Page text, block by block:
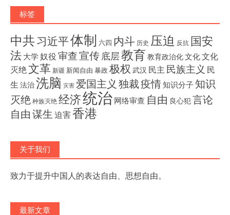
标签
中共习近平体制 六四 内斗 历史 压迫 反抗 国安
法 大学 奴役 审查宣传底层教育 教育政治化文化文化
灭绝文革 新疆 新闻自由 暴政 极权 武汉 民主 民族主义 民
生 法治洗脑 灾害 爱国主义 独裁疫情知识分子 知识
灭绝 种族灭绝 经济统治 网络审查 自由 良心犯言论
自由 谋生 迫害香港
关于我们
致力于提升中国人的表达自由、思想自由。
最新文章